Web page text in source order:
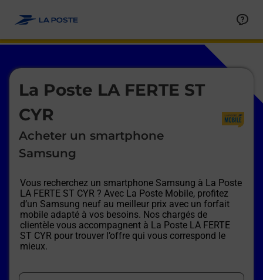
La Poste LA FERTE ST
CYR
Acheter un smartphone
Samsung
Vous recherchez un smartphone Samsung à La Poste
LA FERTE ST CYR ? Avec La Poste Mobile, profitez
d’un Samsung neuf au meilleur prix avec un forfait
mobile adapté à vos besoins. Nos chargés de
clientèle vous accompagnent à La Poste LA FERTE
ST CYR pour trouver l’offre qui vous correspond le
mieux.
Le lien s'ouvre dans un nouvel onglet